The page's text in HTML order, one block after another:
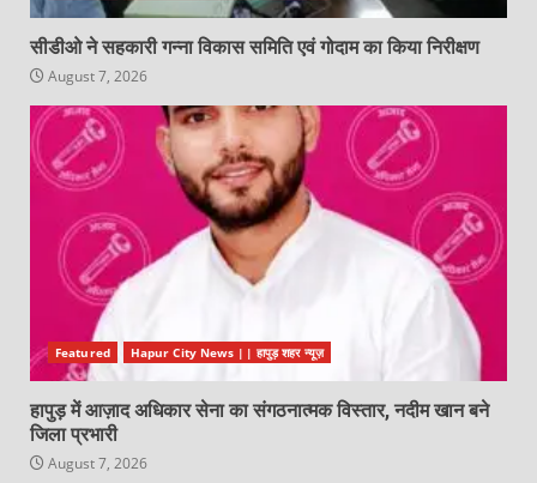
सीडीओ ने सहकारी गन्ना विकास समिति एवं गोदाम का किया निरीक्षण
August 7, 2026
Featured Hapur City News || हापुड़ शहर न्यूज़
हापुड़ में आज़ाद अधिकार सेना का संगठनात्मक विस्तार, नदीम खान बने
जिला प्रभारी
August 7, 2026